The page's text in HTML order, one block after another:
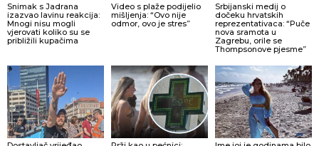
Snimak s Jadrana
izazvao lavinu reakcija:
Mnogi nisu mogli
vjerovati koliko su se
približili kupačima
Video s plaže podijelio
mišljenja: “Ovo nije
odmor, ovo je stres”
Srbijanski medij o
dočeku hrvatskih
reprezentativaca: “Puče
nova sramota u
Zagrebu, orile se
Thompsonove pjesme”